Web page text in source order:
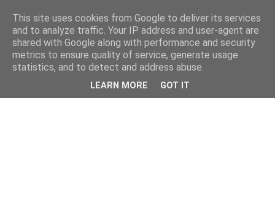
This site uses cookies from Google to deliver its services
and to analyze traffic. Your IP address and user-agent are
shared with Google along with performance and security
metrics to ensure quality of service, generate usage
statistics, and to detect and address abuse.
LEARN MORE GOT IT